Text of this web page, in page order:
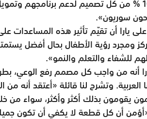
سوريون».
يارا أن تقيّم تأثير هذه المساعدات
ومجرد رؤية الأطفال بحال أفضل
للشفاء والتعلم والنمو».
أنه من واجب كل مصمم رفع الوعي،
العربية. وتشرح لنا قائلة «أعتقد أنه
يقومون بذلك أكثر وأكثر، سواء من
أن كل قطعة لا يكفي أن تكون